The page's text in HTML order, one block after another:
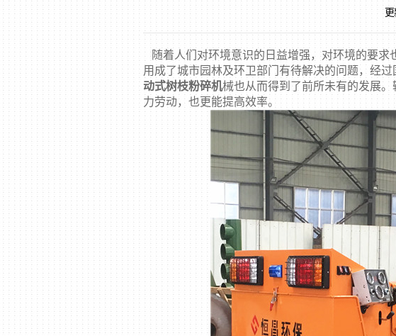
随着人们对环境意识的日益增强，对环境的要求
用成了城市园林及环卫部门有待解决的问题，经
动式树枝粉碎机械也从而得到了前所未有的发展
力劳动，也更能提高效率。